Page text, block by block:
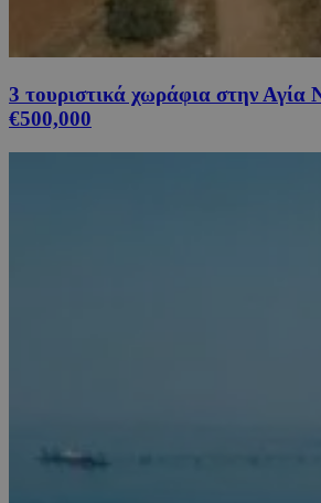
3 τουριστικά χωράφια στην Αγία
€500,000